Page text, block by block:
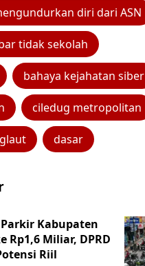
diri dari ASN
tidak sekolah
bahaya kejahatan siber
ciledug metropolitan
dasar
Kabupaten
Rp1,6 Miliar, DPRD
Riil